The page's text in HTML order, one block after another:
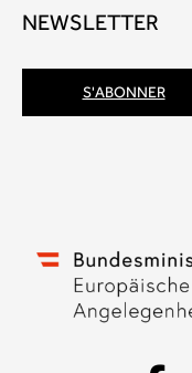
NEWSLETTER
S'ABONNER